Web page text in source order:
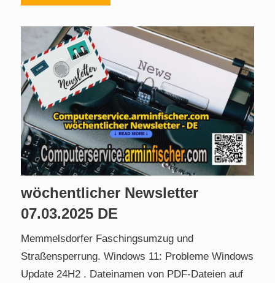
wöchentlicher Newsletter
07.03.2025 DE
Memmelsdorfer Faschingsumzug und
Straßensperrung. Windows 11: Probleme Windows
Update 24H2 . Dateinamen von PDF-Dateien auf